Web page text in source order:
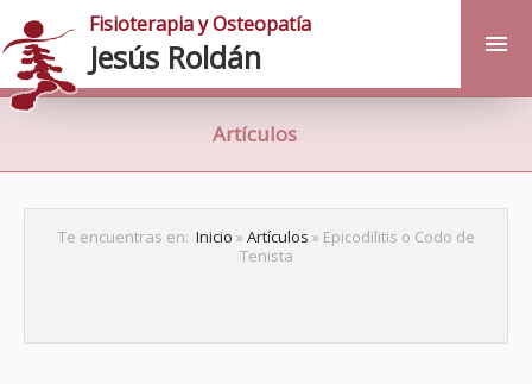
Fisioterapia y Osteopatía
Jesús Roldán
Artículos
Te encuentras en: Inicio »Artículos » Epicodilitis o Codo de
Tenista